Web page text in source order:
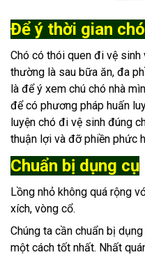
Để ý thời gian
Chó có thói quen đi vệ
thường là sau bữa ăn, đa
là để ý xem chú chó nhà
để có phương pháp huấn
luyện chó đi vệ sinh đúng
thuận lợi và đỡ phiền phức
Chuẩn bị dụng cụ
Lồng nhỏ không quá rộng
xích, vòng cổ.
Chúng ta cần chuẩn bị
một cách tốt nhất. Nhất